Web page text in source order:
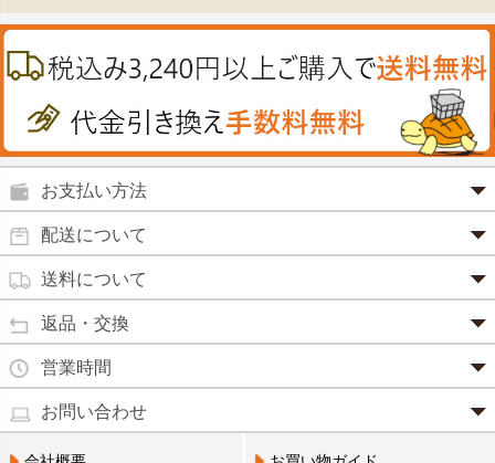
肌・皮膚のお薬
絆創膏
殺菌消毒液
鼻炎薬
強心剤
目薬
水虫薬
痔の薬
肝油
鉄
ノコギリヤシ
グルコサミン
田七人参
イチョウ葉
カルシウム
クロレラ
コラーゲン
ビフィズス
うどん・そば
喜多方ラーメン
カレー・シチュー
お支払い方法
クレジットカード(1 回払いのみ)
SSL 認証で暗号化処理していますので、 安心して
ご利用いただけます。
代金引換
宅配員に現金でお支払いください。手数料100円。
3,240円(税込)以上で手数料無料です。※ご注文者
のご住所とお届け先のご住所が 異なる場合はご利
配送について
商品は日本郵便にて発送致します。
通常2～4営業日以内に発送致します。 メーカー取り寄せ商
品、土日祝日、年末年始、弊社の休業日をはさむ場合は、4
～5営業日以上かかる場合もございます。
(営業日カレンダー参照)
※現在、救急箱・乳製品宅配をご利用のお客様は、担当営業
員によるお届けとさせていただきます。
送料について
通常商品
北海道・沖縄800円
返品・交換
・お届け商品の交換・返品をご希望の場合は、
週間以内にメールまたはお電話にてご連絡ください。
・お客様のご都合による交換・返品の場合、送料はお客様負
担となります。また返金の際にかかる振込手数料はお客様の
ご負担となります。
営業時間
・営業時間は、9：00～17：00
となっております。（※土日祝祭日を除く）
・お電話でのご連絡は営業時間内にお願い致します。
お問い合わせ
電話でのお問い合わせ(平日9:00～17:00)